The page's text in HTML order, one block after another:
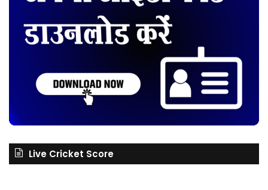
Live Cricket Score